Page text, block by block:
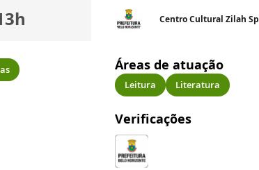
Centro Cultural Zilah
Áreas de atuação
Leitura Literatura
Verificações